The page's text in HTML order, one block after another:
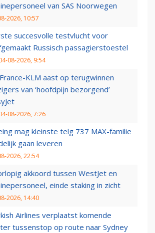
van SAS Noorwegen
2026, 10:57
succesvolle testvlucht voor
Russisch passagierstoestel
08-2026, 9:54
KLM aast op terugwinnen
van ‘hoofdpijn bezorgend’
08-2026, 7:26
mag kleinste telg 737 MAX-familie
gaan leveren
2026, 22:54
akkoord tussen WestJet en
einde staking in zicht
2026, 14:40
Airlines verplaatst komende
tussenstop op route naar Sydney